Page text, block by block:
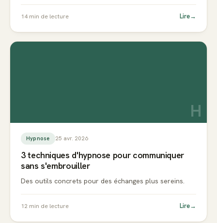
14min de lecture Lire→
H
Hypnose 25 avr. 2026
3 techniques d'hypnose pour communiquer
sans s'embrouiller
Des outils concrets pour des échanges plus sereins.
12 min de lecture Lire→